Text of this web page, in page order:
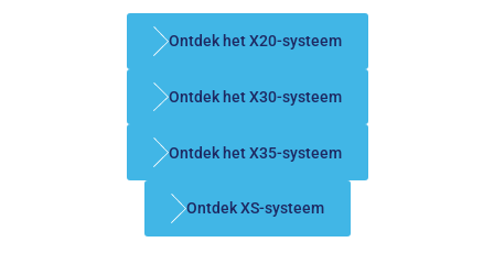
Ontdek het X20-systeem
Ontdek het X30-systeem
Ontdek het X35-systeem
Ontdek XS-systeem